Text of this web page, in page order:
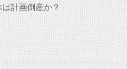
計画倒産か？